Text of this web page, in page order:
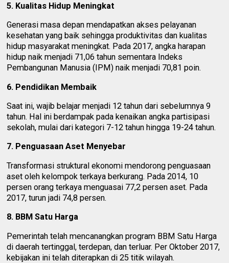
5. Kualitas Hidup Meningkat
Generasi masa depan mendapatkan akses pelayanan
kesehatan yang baik sehingga produktivitas dan kualitas
hidup masyarakat meningkat. Pada 2017, angka harapan
hidup naik menjadi 71,06 tahun sementara Indeks
Pembangunan Manusia (IPM) naik menjadi 70,81 poin.
6. Pendidikan Membaik
Saat ini, wajib belajar menjadi 12 tahun dari sebelumnya 9
tahun. Hal ini berdampak pada kenaikan angka partisipasi
sekolah, mulai dari kategori 7-12 tahun hingga 19-24 tahun.
7. Penguasaan Aset Menyebar
Transformasi struktural ekonomi mendorong penguasaan
aset oleh kelompok terkaya berkurang. Pada 2014, 10
persen orang terkaya menguasai 77,2 persen aset. Pada
2017, turun jadi 74,8 persen.
8. BBM Satu Harga
Pemerintah telah mencanangkan program BBM Satu Harga
di daerah tertinggal, terdepan, dan terluar. Per Oktober 2017,
kebijakan ini telah diterapkan di 25 titik wilayah.